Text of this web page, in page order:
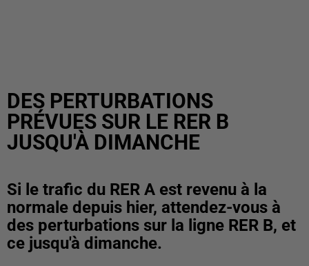
DES PERTURBATIONS
PRÉVUES SUR LE RER B
JUSQU'À DIMANCHE
Si le trafic du RER A est revenu à la
normale depuis hier, attendez-vous à
des perturbations sur la ligne RER B, et
ce jusqu'à dimanche.